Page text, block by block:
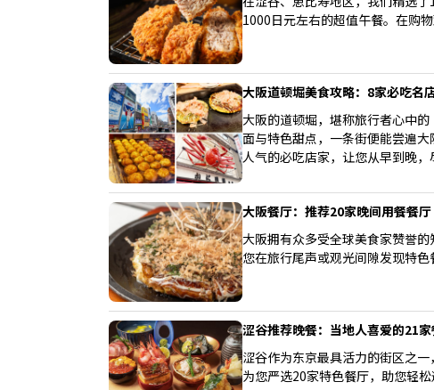
1000日元左右的超值午餐。在购
大阪道顿堀美食攻略：8家必吃名
大阪的道顿堀，堪称旅行者心中
面与特色甜点，一条街便能尝遍
人气的必吃店家，让您从早到晚，
大阪餐厅：推荐20家晚间用餐餐厅
大阪拥有众多受全球美食家赞誉
您在旅行尾声或观光间隙发现特色
涩谷推荐晚餐：当地人喜爱的21
涩谷作为东京最具活力的街区之
为您严选20家特色餐厅，助您轻松